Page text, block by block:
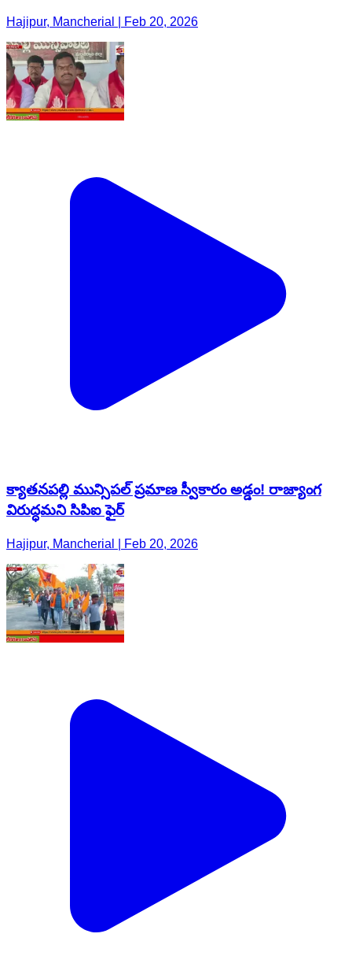
Hajipur, Mancherial | Feb 20, 2026
క్యాతనపల్లి మున్సిపల్ ప్రమాణ స్వీకారం అడ్డం! రాజ్యాంగ
విరుద్ధమని సిపిఐ ఫైర్
Hajipur, Mancherial | Feb 20, 2026